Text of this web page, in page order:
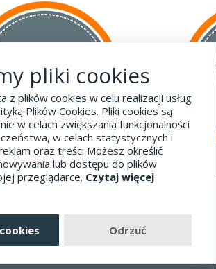
krajów UE
za 55 zł
- Zwrot
i pliki cookies
pliki cookies
z plików cookies w celu realizacji usług
Plików Cookies. Pliki cookies są
w celach zwiększania funkcjonalności
w celach statystycznych i
oraz treści Możesz określić
lub dostępu do plików
przeglądarce. Czytaj więcej
Odrzuć